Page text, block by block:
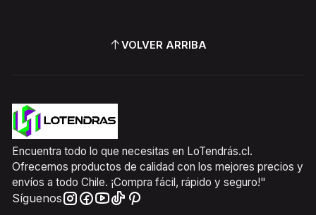
VOLVER ARRIBA
Encuentra todo lo que necesitas en LoTendrás.cl.
Ofrecemos productos de calidad con los mejores precios y
envíos a todo Chile. ¡Compra fácil, rápido y seguro!"
Síguenos